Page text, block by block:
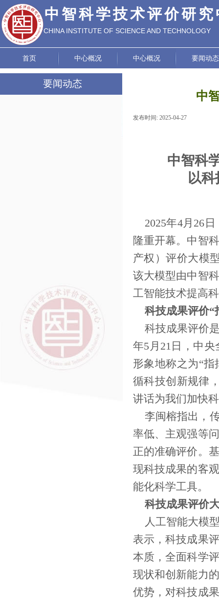
中智科学技术评价研
CHINA INSTITUTE OF SCIENCE AND TECHNOLOGY
首页 中心概况 中心概况 要闻动态
要闻动态
中
发布时间: 2025-04-27
中智科
以
2025年4月26
隆重开幕。中智
产权）评价大模
该大模型由中智
工智能技术提高
科技成果评价“
科技成果评价
年5月21日，中
形象地称之为“
循科技创新规律
讲话为我们加快
李闽榕指出，
率低、主观强等
正的准确评价。
现科技成果的客
能化科学工具。
科技成果评价
人工智能大模
表示，科技成果
本质，全面科学
现状和创新能力
优势，对科技成